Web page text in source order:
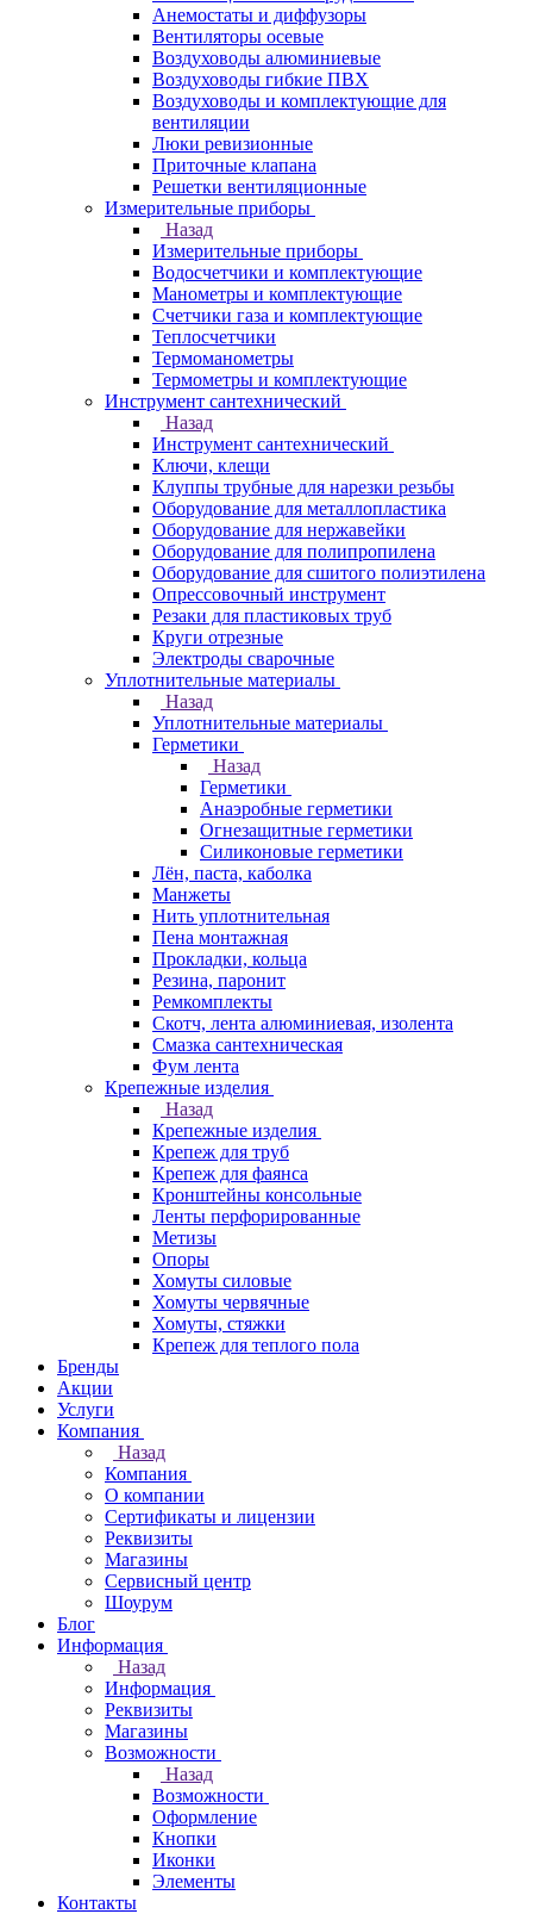
Анемостаты и диффузоры
Вентиляторы осевые
Воздуховоды алюминиевые
Воздуховоды гибкие ПВХ
Воздуховоды и комплектующие для
вентиляции
Люки ревизионные
Приточные клапана
Решетки вентиляционные
Измерительные приборы
Назад
Измерительные приборы
Водосчетчики и комплектующие
Манометры и комплектующие
Счетчики газа и комплектующие
Теплосчетчики
Термоманометры
Термометры и комплектующие
Инструмент сантехнический
Назад
Инструмент сантехнический
Ключи, клещи
Клуппы трубные для нарезки резьбы
Оборудование для металлопластика
Оборудование для нержавейки
Оборудование для полипропилена
Оборудование для сшитого полиэтилена
Опрессовочный инструмент
Резаки для пластиковых труб
Круги отрезные
Электроды сварочные
Уплотнительные материалы
Назад
Уплотнительные материалы
Герметики
Назад
Герметики
Анаэробные герметики
Огнезащитные герметики
Силиконовые герметики
Лён, паста, каболка
Манжеты
Нить уплотнительная
Пена монтажная
Прокладки, кольца
Резина, паронит
Ремкомплекты
Скотч, лента алюминиевая, изолента
Смазка сантехническая
Фум лента
Крепежные изделия
Назад
Крепежные изделия
Крепеж для труб
Крепеж для фаянса
Кронштейны консольные
Ленты перфорированные
Метизы
Опоры
Хомуты силовые
Хомуты червячные
Хомуты, стяжки
Крепеж для теплого пола
Бренды
Акции
Услуги
Компания
Назад
Компания
О компании
Сертификаты и лицензии
Реквизиты
Магазины
Сервисный центр
Шоурум
Блог
Информация
Назад
Информация
Реквизиты
Магазины
Возможности
Назад
Возможности
Оформление
Кнопки
Иконки
Элементы
Контакты